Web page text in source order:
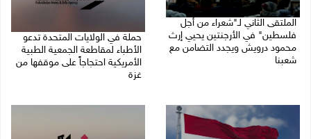
الملتقى الثاني لـ"شعراء من أجل
فلسطين" في الأرجنتين يحيي إرث
محمود درويش ويجدد التضامن مع
شعبنا
حملة في الولايات المتحدة تدعو
الأطباء لمقاطعة الجمعية الطبية
الأمريكية احتجاجاً على موقفها من
غزة